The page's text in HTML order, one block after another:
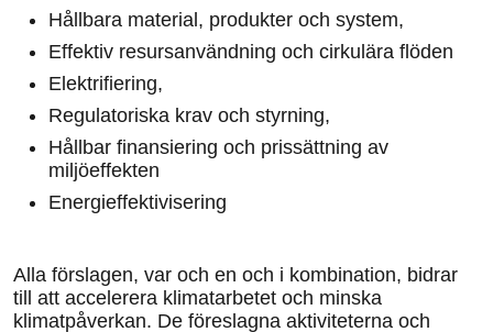
Hållbara material, produkter och system,
Effektiv resursanvändning och cirkulära flöden
Elektrifiering,
Regulatoriska krav och styrning,
Hållbar finansiering och prissättning av
miljöeffekten
Energieffektivisering
Alla förslagen, var och en och i kombination, bidrar
till att accelerera klimatarbetet och minska
klimatpåverkan. De föreslagna aktiviteterna och